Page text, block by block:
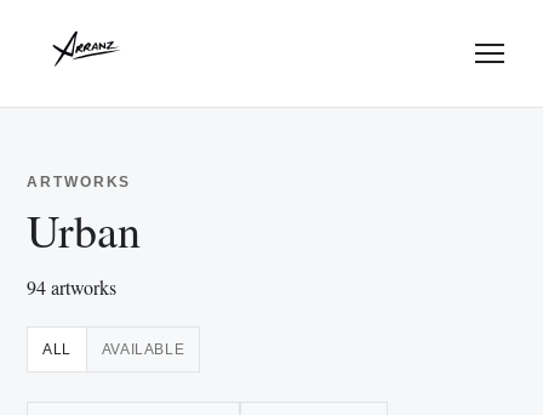
ARTWORKS
Urban
94 artworks
ALL AVAILABLE